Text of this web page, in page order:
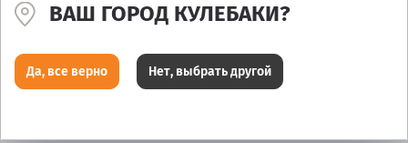
озонирование салона, программирование и установка
датчиков давления в шинах (TPMS), регулировка света
сварка Аргон, замена и установка автостекол,
автомойка
ВАШ ГОРОД КУЛЕБАКИ?
Да, все верно Нет, выбрать другой